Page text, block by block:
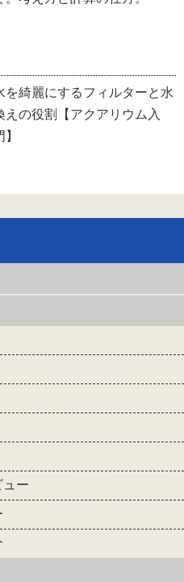
を綺麗にするフィルターと水
えの役割【アクアリウム入
】
ュー